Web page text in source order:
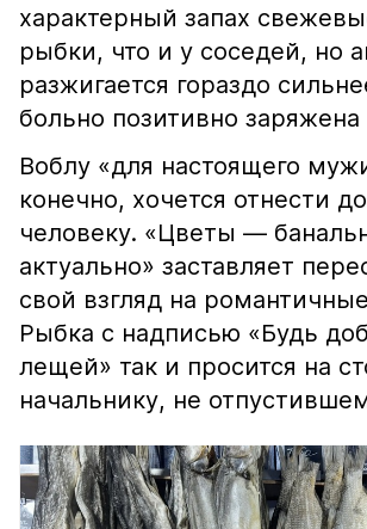
характерный запах
рыбки, что и у соседей, но
разжигается гораздо
больно позитивно
Воблу «для настоящего
конечно, хочется отнести
человеку. «Цветы —
актуально» заставляет
свой взгляд на
Рыбка с надписью «Будь
лещей» так и просится на
начальнику, не